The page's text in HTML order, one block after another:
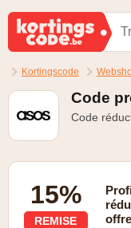
Kortingscode
Code
Code
15%
REMISE